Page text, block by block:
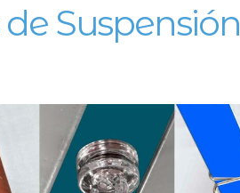
Suspensión